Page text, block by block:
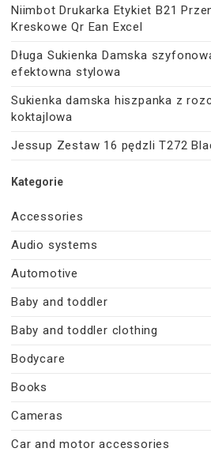
Niimbot Drukarka Etykiet B21
Kreskowe Qr Ean Excel
Długa Sukienka Damska
efektowna stylowa
Sukienka damska hiszpanka z
koktajlowa
Jessup Zestaw 16 pędzli T272
Kategorie
Accessories
Audio systems
Automotive
Baby and toddler
Baby and toddler clothing
Bodycare
Books
Cameras
Car and motor accessories